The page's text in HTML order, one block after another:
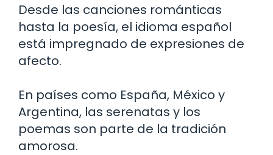
Desde las canciones románticas
hasta la poesía, el idioma español
está impregnado de expresiones de
afecto.
En países como España, México y
Argentina, las serenatas y los
poemas son parte de la tradición
amorosa.